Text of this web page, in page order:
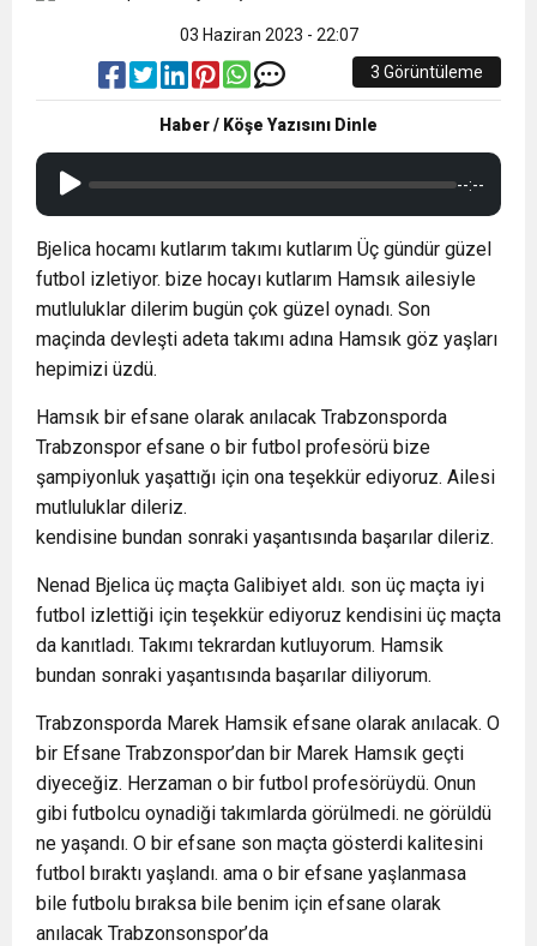
03 Haziran 2023 - 22:07
3 Görüntüleme
Haber / Köşe Yazısını Dinle
--:--
Bjelica hocamı kutlarım takımı kutlarım Üç gündür güzel
futbol izletiyor. bize hocayı kutlarım Hamsık ailesiyle
mutluluklar dilerim bugün çok güzel oynadı. Son
maçinda devleşti adeta takımı adına Hamsık göz yaşları
hepimizi üzdü.
Hamsık bir efsane olarak anılacak Trabzonsporda
Trabzonspor efsane o bir futbol profesörü bize
şampiyonluk yaşattığı için ona teşekkür ediyoruz. Ailesi
mutluluklar dileriz.
kendisine bundan sonraki yaşantısında başarılar dileriz.
Nenad Bjelica üç maçta Galibiyet aldı. son üç maçta iyi
futbol izlettiği için teşekkür ediyoruz kendisini üç maçta
da kanıtladı. Takımı tekrardan kutluyorum. Hamsik
bundan sonraki yaşantısında başarılar diliyorum.
Trabzonsporda Marek Hamsik efsane olarak anılacak. O
bir Efsane Trabzonspor’dan bir Marek Hamsık geçti
diyeceğiz. Herzaman o bir futbol profesörüydü. Onun
gibi futbolcu oynadiği takımlarda görülmedi. ne görüldü
ne yaşandı. O bir efsane son maçta gösterdi kalitesini
futbol bıraktı yaşlandı. ama o bir efsane yaşlanmasa
bile futbolu bıraksa bile benim için efsane olarak
anılacak Trabzonsonspor’da